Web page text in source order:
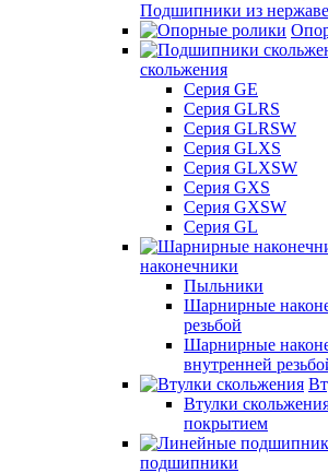
Подшипники из
скольжения
Серия GE
Серия GLRS
Серия GLRSW
Серия GLXS
Серия GLXSW
Серия GXS
Серия GXSW
Серия GL
наконечники
Пыльники
Шарнирные
резьбой
Шарнирные
внутренней
Втулки
покрытием
подшипники